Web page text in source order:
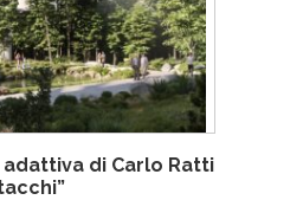
di Carlo Ratti